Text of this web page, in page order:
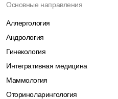
Основные направления
Аллергология
Андрология
Гинекология
Интегративная медицина
Маммология
Оториноларингология